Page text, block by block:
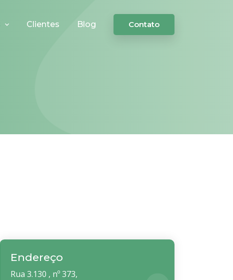
Clientes Blog Contato
Endereço
Rua 3.130 , nº 373,